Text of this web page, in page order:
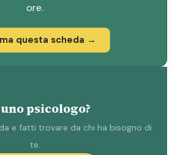
ore.
questa scheda →
psicologo?
e fatti trovare da chi ha bisogno di
te.